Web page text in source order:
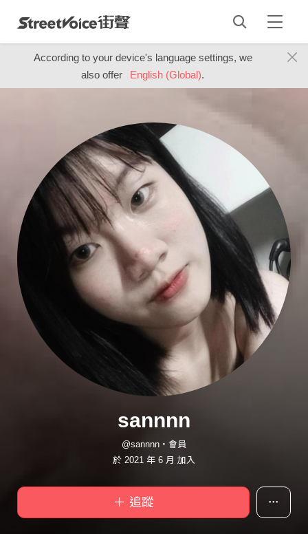
According to your device's language settings, we
also offer
English (Global).
sannnn
@sannnn・會員
於 2021 年 6 月 加入
＋ 追蹤